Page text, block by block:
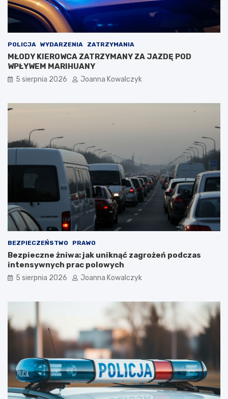
POLICJA WYDARZENIA ZATRZYMANIA
MŁODY KIEROWCA ZATRZYMANY ZA JAZDĘ POD
WPŁYWEM MARIHUANY
5 sierpnia 2026 Joanna Kowalczyk
BEZPIECZEŃSTWO PRAWO
Bezpieczne żniwa: jak uniknąć zagrożeń podczas
intensywnych prac polowych
5 sierpnia 2026 Joanna Kowalczyk